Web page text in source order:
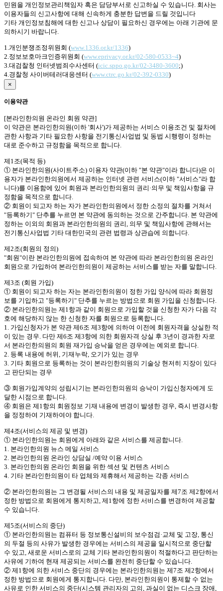
민원을 개인정보관리책임자 혹은 담당부서로 신고하실 수 있습니다. 회사는
이용자들의 신고사항에 대해 신속하게 충분한 답변을 드릴 것입니다
기타 개인정보침해에 대한 신고나 상담이 필요하신 경우에는 아래 기관에 문
의하시기 바랍니다.
1.개인분쟁조정위원회 (www.1336.or.kr/1336)
2.정보보호마크인증위원회 (www.eprivacy.or.kr/02-580-0533~4)
3.대검찰청 인터넷범죄수사센터 (icic.sppo.go.kr/02-3480-3600;)
4.경찰청 사이버테러대응센터 (www.ctrc.go.kr/02-392-0330)
×
이용약관
[본라인한의원 온라인 회원 약관]
이 약관은 본라인한의원(이하 '회사')가 제공하는 서비스 이용조건 및 절차에
관한 사항과 기타 필요한 사항을 전기통신사업법 및 동법 시행령이 정하는
대로 준수하고 규정함을 목적으로 합니다.
제1조(목적 등)
① 본라인한의원(사이트주소) 이용자 약관(이하 "본 약관"이라 합니다)은 이
용자가 본라인한의원에서 제공하는 인터넷 관련 서비스(이하 "서비스"라 합
니다)를 이용함에 있어 회원과 본라인한의원의 권리·의무 및 책임사항을 규
정함을 목적으로 합니다.
② 회원이 되고자 하는 자가 본라인한의원에서 정한 소정의 절차를 거쳐서
"등록하기" 단추를 누르면 본 약관에 동의하는 것으로 간주합니다. 본 약관에
정하는 이외의 회원과 본라인한의원의 권리, 의무 및 책임사항에 관해서는
전기통신사업법 기타 대한민국의 관련 법령과 상관습에 의합니다.
제2조(회원의 정의)
"회원"이란 본라인한의원에 접속하여 본 약관에 따라 본라인한의원 온라인
회원으로 가입하여 본라인한의원이 제공하는 서비스를 받는 자를 말합니다.
제3조 (회원 가입)
① 회원이 되고자 하는 자는 본라인한의원이 정한 가입 양식에 따라 회원정
보를 기입하고 "등록하기" 단추를 누르는 방법으로 회원 가입을 신청합니다.
② 본라인한의원는 제1항과 같이 회원으로 가입할 것을 신청한 자가 다음 각
호에 해당하지 않는 한 신청한 자를 회원으로 등록합니다.
1. 가입신청자가 본 약관 제6조 제3항에 의하여 이전에 회원자격을 상실한 적
이 있는 경우. 다만 제6조 제3항에 의한 회원자격 상실 후 3년이 경과한 자로
서 본라인한의원의 회원 재가입 승낙을 얻은 경우에는 예외로 합니다.
2. 등록 내용에 허위, 기재누락, 오기가 있는 경우
3. 기타 회원으로 등록하는 것이 본라인한의원의 기술상 현저히 지장이 있다
고 판단되는 경우
③ 회원가입계약의 성립시기는 본라인한의원의 승낙이 가입신청자에게 도
달한 시점으로 합니다.
④ 회원은 제1항의 회원정보 기재 내용에 변경이 발생한 경우, 즉시 변경사항
을 정정하여 기재하여야 합니다.
제4조(서비스의 제공 및 변경)
① 본라인한의원는 회원에게 아래와 같은 서비스를 제공합니다.
1. 본라인한의원 뉴스 메일 서비스
2. 본라인한의원 온라인 상담실 /예약 이용 서비스
3. 본라인한의원 온라인 회원을 위한 섹션 및 컨텐츠 서비스
4. 기타 본라인한의원이 타 업체와 제휴해서 제공하는 각종 서비스
② 본라인한의원는 그 변경될 서비스의 내용 및 제공일자를 제7조 제2항에서
정한 방법으로 회원에게 통지하고, 제1항에 정한 서비스를 변경하여 제공할
수 있습니다.
제5조(서비스의 중단)
① 본라인한의원는 컴퓨터 등 정보통신설비의 보수점검·교체 및 고장, 통신
의 두절 등의 사유가 발생한 경우에는 서비스의 제공을 일시적으로 중단할
수 있고, 새로운 서비스로의 교체 기타 본라인한의원이 적절하다고 판단하는
사유에 기하여 현재 제공되는 서비스를 완전히 중단할 수 있습니다.
② 제1항에 의한 서비스 중단의 경우에는 본라인한의원는 제7조 제2항에서
정한 방법으로 회원에게 통지합니다. 다만, 본라인한의원이 통제할 수 없는
사유로 인한 서비스의 중단(시스템 관리자의 고의, 과실이 없는 디스크 장애,